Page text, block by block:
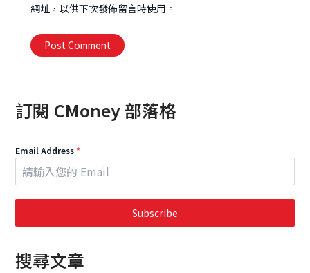
網址，以供下次發佈留言時使用。
訂閱 CMoney 部落格
Email Address*
Subscribe
搜尋文章